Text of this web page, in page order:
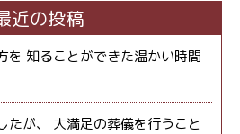
近の投稿
を 知ることができた温かい時間
たが、 大満足の葬儀を行うこと